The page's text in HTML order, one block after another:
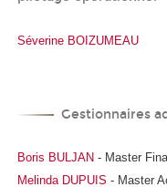
Séverine BOIZUMEAU
Gestionnaires
Boris BULJAN - Master
Melinda DUPUIS - Master